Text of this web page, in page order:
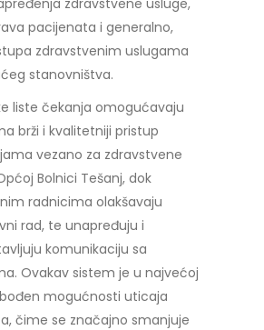
zdravstvene usluge,
pacijenata i generalno,
zdravstvenim uslugama
stanovništva.
liste čekanja omogućavaju
brži i kvalitetniji pristup
vezano za zdravstvene
Bolnici Tešanj, dok
radnicima olakšavaju
rad, te unapređuju i
komunikaciju sa
Ovakav sistem je u najvećoj
mogućnosti uticaja
čime se značajno smanjuje